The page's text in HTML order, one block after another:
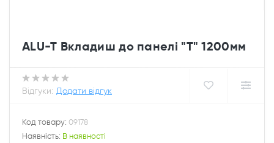
ALU-T Вкладиш до панелі "Т" 1200мм
Відгуки: Додати відгук
Код товару: 09178
Наявність: В наявності